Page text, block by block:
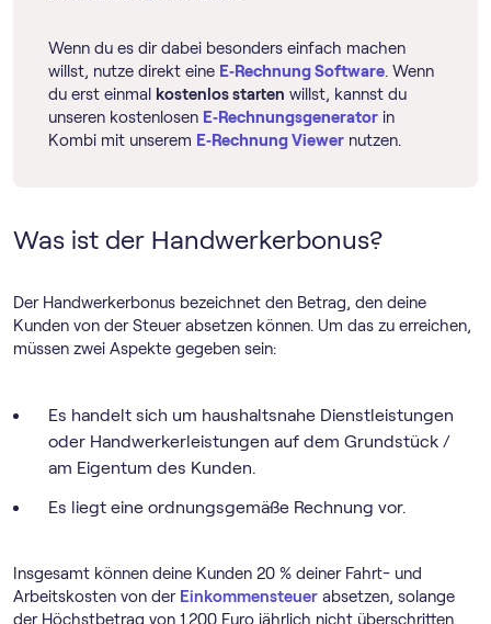
Wenn du es dir dabei besonders einfach machen
willst, nutze direkt eine E‑Rechnung Software. Wenn
du erst einmal kostenlos starten willst, kannst du
unseren kostenlosen E‑Rechnungsgenerator in
Kombi mit unserem E‑Rechnung Viewer nutzen.
Was ist der Handwerkerbonus?
Der Handwerkerbonus bezeichnet den Betrag, den deine
Kunden von der Steuer absetzen können. Um das zu erreichen,
müssen zwei Aspekte gegeben sein:
Es handelt sich um haushaltsnahe Dienstleistungen
oder Handwerkerleistungen auf dem Grundstück /
am Eigentum des Kunden.‍
Es liegt eine ordnungsgemäße Rechnung vor.
Insgesamt können deine Kunden 20 % deiner Fahrt- und
Arbeitskosten von der Einkommensteuer absetzen, solange
der Höchstbetrag von 1.200 Euro jährlich nicht überschritten